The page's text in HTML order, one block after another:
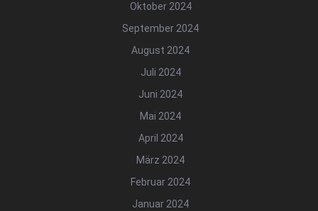
Oktober 2024
September 2024
August 2024
Juli 2024
Juni 2024
Mai 2024
April 2024
März 2024
Februar 2024
Januar 2024